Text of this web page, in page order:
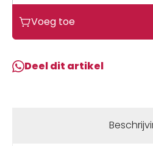
prijs
was:
€149,99.
prijs
is:
€74,95.
Broek
l
tarvisio
Voeg toe
Deel dit artikel